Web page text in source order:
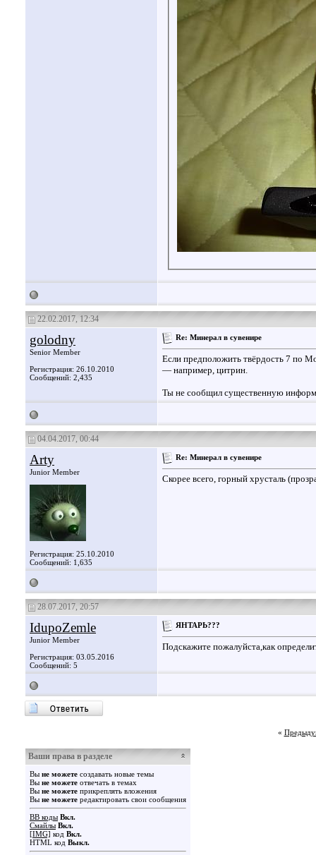
22.02.2017, 12:34
golodny
Senior Member
Регистрация: 26.10.2010
Сообщений: 2,435
Re: Минерал в сувенире
Если предположить твёрдость 7 по
— например, цитрин.
Ты не сообщил существенную
04.04.2017, 00:44
Arty
Junior Member
Регистрация: 25.10.2010
Сообщений: 1,635
Re: Минерал в сувенире
Скорее всего, горный хрусталь
28.07.2017, 20:57
IdupoZemle
Junior Member
Регистрация: 03.05.2016
Сообщений: 5
ЯНТАРЬ???
Подскажите пожалуйста,как
«
Ваши права в разделе
Вы не можете создавать новые темы
Вы не можете отвечать в темах
Вы не можете прикреплять вложения
Вы не можете редактировать свои сообщения
BB коды Вкл.
Смайлы Вкл.
[IMG] код Вкл.
HTML код Выкл.